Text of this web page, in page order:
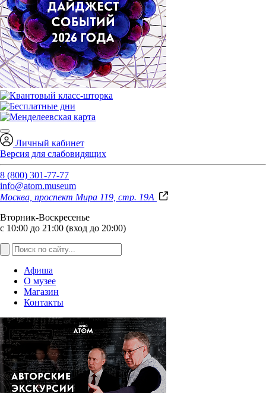
Личный кабинет
Версия для слабовидящих
8 (800) 301-77-77
info@atom.museum
Москва, проспект Мира 119, стр. 19А
Вторник-Воскресенье
с 10:00 до 21:00 (вход до 20:00)
Афиша
О музее
Магазин
Контакты